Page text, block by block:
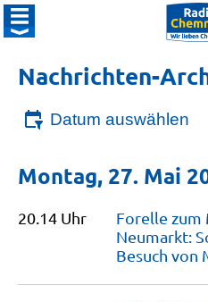
Nachrichten-
Datum auswählen
Montag, 27. Mai
20.14 Uhr
Forelle zum
Neumarkt:
Besuch von